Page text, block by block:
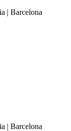
| Barcelona
| Barcelona